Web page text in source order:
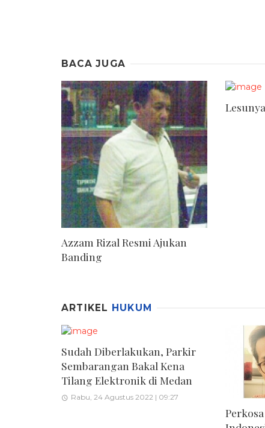
BACA JUGA
Azzam Rizal Resmi Ajukan
Banding
ARTIKEL HUKUM
Sudah Diberlakukan, Parkir
Sembarangan Bakal Kena
Tilang Elektronik di Medan
Rabu, 24 Agustus 2022 | 09:27